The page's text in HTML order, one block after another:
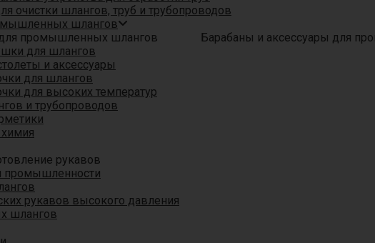
очистки шлангов, труб и трубопроводов
шлангов
Барабаны и аксессуары для
для шлангов
и аксессуары
для шлангов
для высоких температур
и трубопроводов
рукавов
промышленности
рукавов высокого давления
шлангов